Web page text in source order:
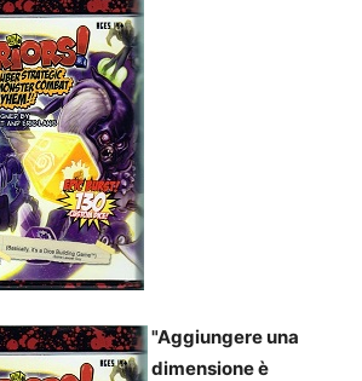
"Aggiungere una
dimensione è